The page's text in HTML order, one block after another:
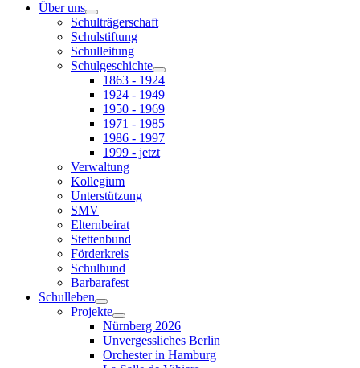
Über uns
Schulträgerschaft
Schulstiftung
Schulleitung
Schulgeschichte
1863 - 1924
1924 - 1949
1950 - 1969
1971 - 1985
1986 - 1997
1999 - jetzt
Verwaltung
Kollegium
Unterstützung
SMV
Elternbeirat
Stettenbund
Förderkreis
Schulhund
Barbarafest
Schulleben
Projekte
Nürnberg 2026
Unvergessliches Berlin
Orchester in Hamburg